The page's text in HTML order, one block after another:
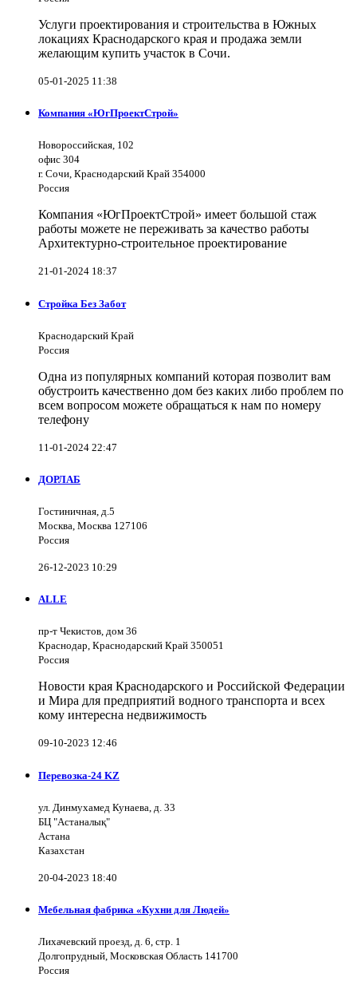
Услуги проектирования и строительства в Южных
локациях Краснодарского края и продажа земли
желающим купить участок в Сочи.
05-01-2025 11:38
Компания «ЮгПроектСтрой»
Новороссийская, 102
офис 304
г. Сочи, Краснодарский Край 354000
Россия
Компания «ЮгПроектСтрой» имеет большой стаж
работы можете не переживать за качество работы
Архитектурно-строительное проектирование
21-01-2024 18:37
Стройка Без Забот
Краснодарский Край
Россия
Одна из популярных компаний которая позволит вам
обустроить качественно дом без каких либо проблем по
всем вопросом можете обращаться к нам по номеру
телефону
11-01-2024 22:47
ДОРЛАБ
Гостиничная, д.5
Москва, Москва 127106
Россия
26-12-2023 10:29
ALLE
пр-т Чекистов, дом 36
Краснодар, Краснодарский Край 350051
Россия
Новости края Краснодарского и Российской Федерации
и Мира для предприятий водного транспорта и всех
кому интересна недвижимость
09-10-2023 12:46
Перевозка-24 KZ
ул. Динмухамед Кунаева, д. 33
БЦ "Астаналық"
Астана
Казахстан
20-04-2023 18:40
Мебельная фабрика «Кухни для Людей»
Лихачевский проезд, д. 6, стр. 1
Долгопрудный, Московская Область 141700
Россия